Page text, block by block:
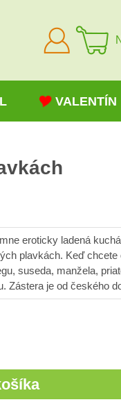
Prihlásiť
sa
VALENTÍN
eroticky ladená
plavkách. Keď chcete
suseda, manžela,
Zástera je od českého